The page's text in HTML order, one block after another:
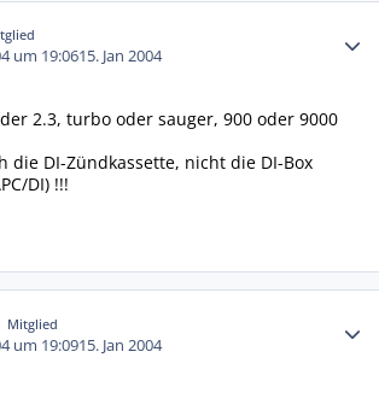
um 19:0615. Jan 2004
2.3, turbo oder sauger, 900 oder 9000
die DI-Zündkassette, nicht die DI-Box
DI) !!!
Mitglied
um 19:0915. Jan 2004